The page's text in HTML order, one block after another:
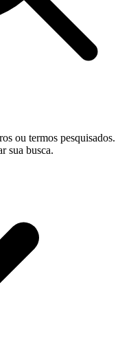
ou termos pesquisados.
sua busca.